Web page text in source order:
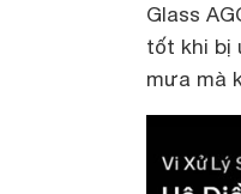
Glass
tốt khi bị
mưa mà